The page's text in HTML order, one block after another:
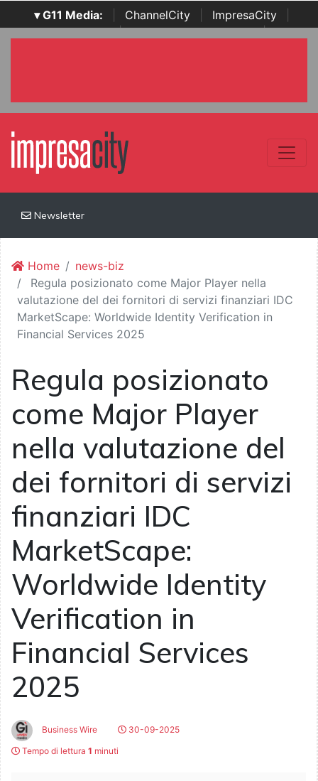
▾ G11 Media: ChannelCity ImpresaCity
SecurityOpenLab | Italian Channel Awards | Italian
Newsletter
Home
news-biz
Regula posizionato come Major Player nella
valutazione del dei fornitori di servizi finanziari IDC
MarketScape: Worldwide Identity Verification in
Financial Services 2025
Regula posizionato
come Major Player
nella valutazione del
dei fornitori di servizi
finanziari IDC
MarketScape:
Worldwide Identity
Verification in
Financial Services
2025
Business Wire
30-09-2025
Tempo di lettura 1 minuti